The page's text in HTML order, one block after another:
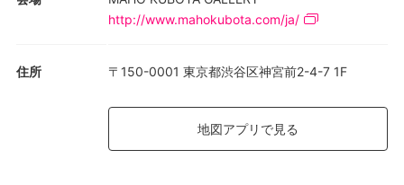
向けてきました。本展では、リミナルスペースを題材とした新作
家自身の手によって描かれ、もう一方はその絵画をもとに3Dプリ
ンターで出力されています。手による絵画と機械的に生成された
http://www.mahokubota.com/ja/
住所 〒150-0001 東京都渋谷区神宮前2-4-7 1F
地図アプリで見る